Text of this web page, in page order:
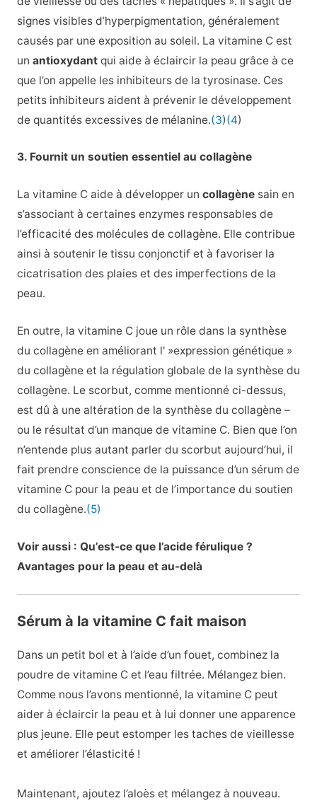
signes visibles d’hyperpigmentation, généralement
causés par une exposition au soleil. La vitamine C est
un antioxydantqui aide à éclaircir la peau grâce à ce
que l’on appelle les inhibiteurs de la tyrosinase. Ces
petits inhibiteurs aident à prévenir le développement
de quantités excessives de mélanine.(3)(4)
3. Fournit un soutien essentiel au collagène
La vitamine C aide à développer un collagènesain en
s’associant à certaines enzymes responsables de
l’efficacité des molécules de collagène. Elle contribue
ainsi à soutenir le tissu conjonctif et à favoriser la
cicatrisation des plaies et des imperfections de la
peau.
En outre, la vitamine C joue un rôle dans la synthèse
du collagène en améliorant l' »expression génétique »
du collagène et la régulation globale de la synthèse du
collagène. Le scorbut, comme mentionné ci-dessus,
est dû à une altération de la synthèse du collagène –
ou le résultat d’un manque de vitamine C. Bien que l’on
n’entende plus autant parler du scorbut aujourd’hui, il
fait prendre conscience de la puissance d’un sérum de
vitamine C pour la peau et de l’importance du soutien
du collagène.(5)
Voir aussi : Qu’est-ce que l’acide férulique ?
Avantages pour la peau et au-delà
Sérum à la vitamine C fait maison
Dans un petit bol et à l’aide d’un fouet, combinez la
poudre de vitamine C et l’eau filtrée. Mélangez bien.
Comme nous l’avons mentionné, la vitamine C peut
aider à éclaircir la peau et à lui donner une apparence
plus jeune. Elle peut estomper les taches de vieillesse
et améliorer l’élasticité !
Maintenant, ajoutez l’aloès et mélangez à nouveau.